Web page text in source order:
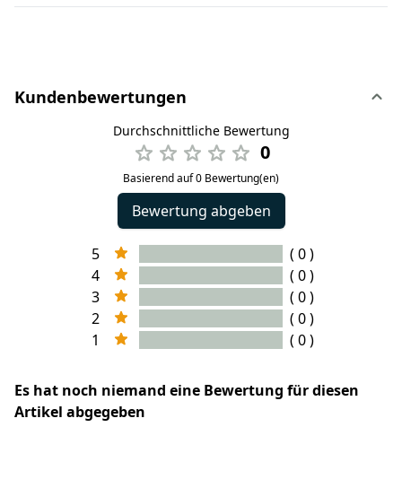
Kundenbewertungen
Durchschnittliche Bewertung
0
Basierend auf 0 Bewertung(en)
Bewertung abgeben
5
( 0 )
4
( 0 )
3
( 0 )
2
( 0 )
1
( 0 )
Es hat noch niemand eine Bewertung für diesen
Artikel abgegeben